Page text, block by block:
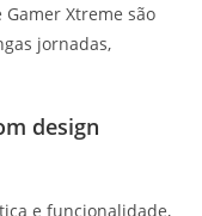
Gamer Xtreme são
jornadas,
design
e funcionalidade,